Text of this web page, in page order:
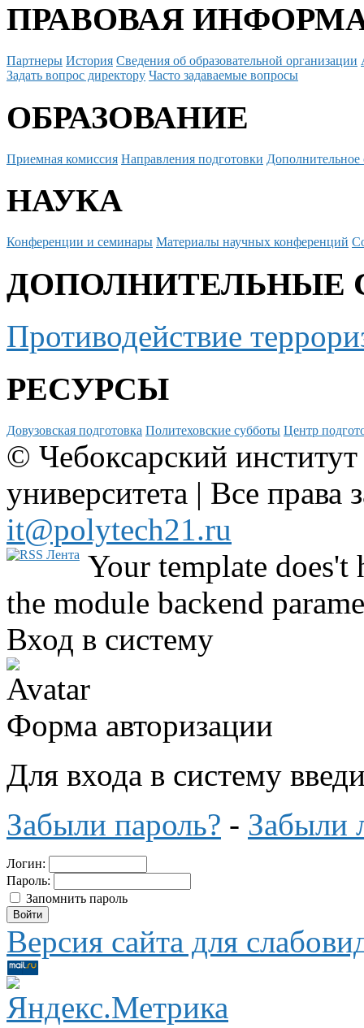
ПРАВОВАЯ
Партнеры История Сведения об образовательной организации
Задать вопрос директору Часто задаваемые вопросы
ОБРАЗОВАНИЕ
Приемная комиссия Направления подготовки Дополнительное
НАУКА
Конференции и семинары Материалы научных конференций
ДОПОЛНИТЕЛЬНЫЕ
Противодействие
РЕСУРСЫ
Довузовская подготовка Политеховские субботы Центр
© Чебоксарский
университета | Все
it@polytech21.ru
Your template
the module backend
Вход в систему
Форма авторизации
Для входа в систему
Забыли пароль? - Забыли
Логин:
Пароль:
Запомнить пароль
Версия сайта для